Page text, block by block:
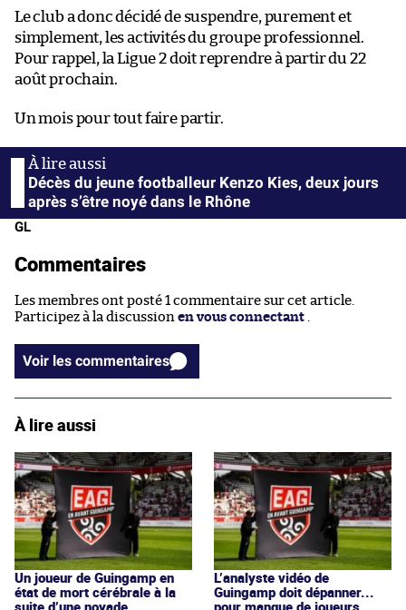
Le club a donc décidé de suspendre, purement et
simplement, les activités du groupe professionnel.
Pour rappel, la Ligue 2 doit reprendre à partir du 22
août prochain.
Un mois pour tout faire partir.
Décès du jeune footballeur Kenzo Kies, deux jours
après s’être noyé dans le Rhône
GL
Commentaires
Les membres ont posté 1 commentaire sur cet article.
Participez à la discussion en vous connectant
Voir les commentaires
À lire aussi
Un joueur de Guingamp en
état de mort cérébrale à la
suite d’une noyade
L’analyste vidéo de
Guingamp doit dépanner...
pour manque de joueurs